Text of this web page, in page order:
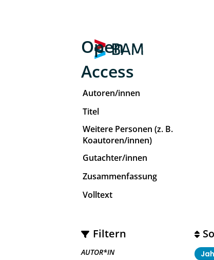
Open
Access
Autoren/innen
Titel
Weitere Personen (z. B.
Koautoren/innen)
Gutachter/innen
Zusammenfassung
Volltext
Filtern
AUTOR*IN